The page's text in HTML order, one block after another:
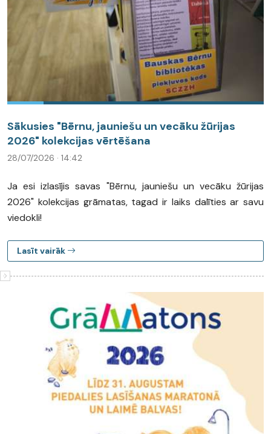
Sākusies "Bērnu, jauniešu un vecāku žūrijas
2026" kolekcijas vērtēšana
28/07/2026 · 14:42
Ja esi izlasījis savas "Bērnu, jauniešu un vecāku žūrijas
2026" kolekcijas grāmatas, tagad ir laiks dalīties ar savu
viedokli!
Lasīt vairāk